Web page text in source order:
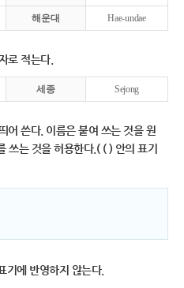
해운대 Hae-undae
로 적는다.
세종 Sejong
어 쓴다. 이름은 붙여 쓰는 것을 원
쓰는 것을 허용한다.( ( ) 안의 표기
기에 반영하지 않는다.